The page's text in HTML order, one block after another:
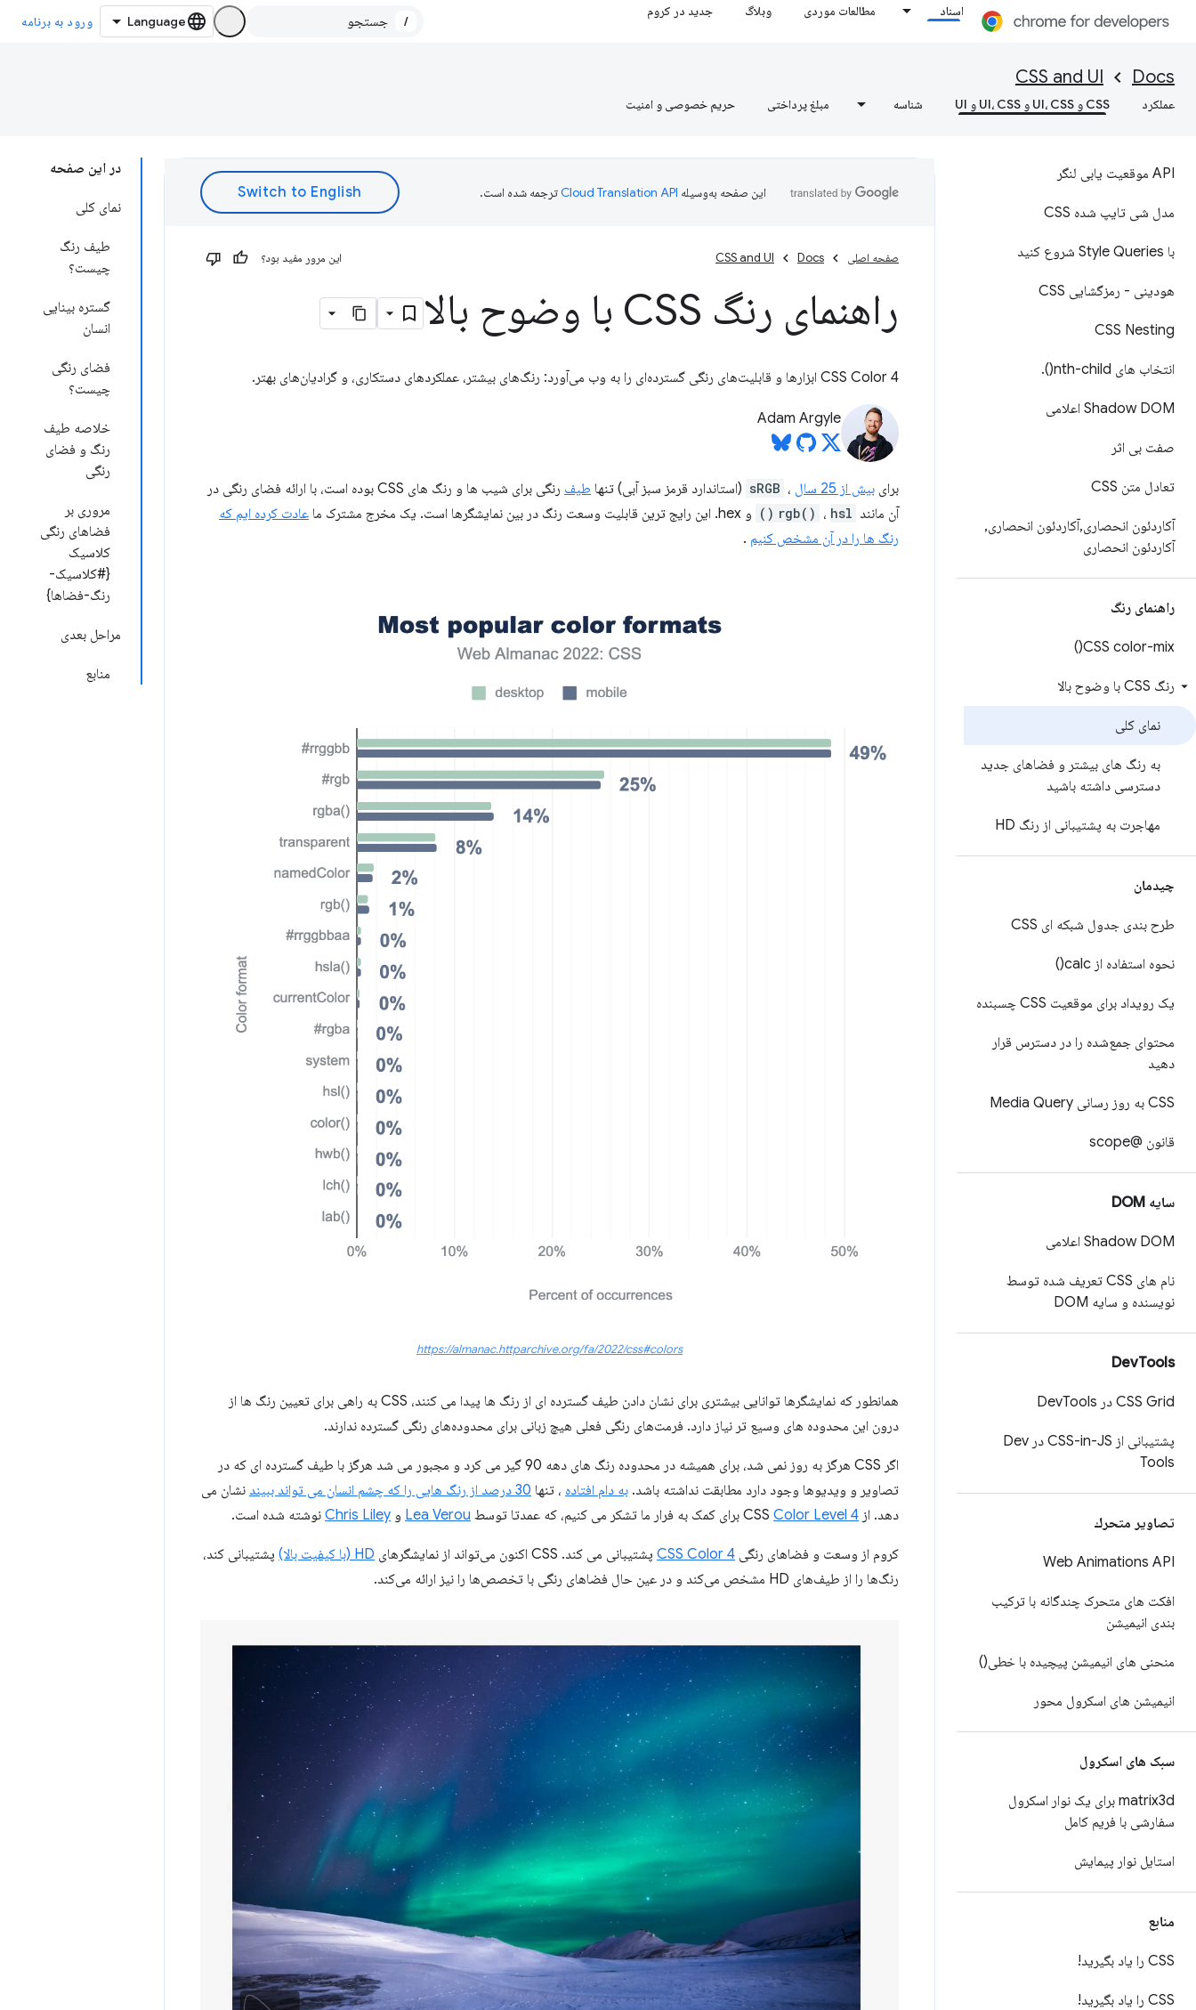
اسناد مطالعات موردی وبلاگ جدید در کروم
/ ورود به برنامه
Docs
CSS and UI
عملکرد CSS و UI، CSS و UI، CSS و UI شناسه مبلغ پرداختی حریم خصوصی و امنیت
API موقعیت یابی لنگر
مدل شی تایپ شده CSS
با Style Queries شروع کنید
هودینی - رمزگشایی CSS
CSS Nesting
انتخاب های nth-child(
)
.
Shadow DOM اعلامی
صفت بی اثر
تعادل متن CSS
آکاردئون انحصاری,آکاردئون انحصاری,
آکاردئون انحصاری
راهنمای رنگ
CSS color-mix(
)
رنگ CSS با وضوح بالا
نمای کلی
به رنگ های بیشتر و فضاهای جدید
دسترسی داشته باشید
مهاجرت به پشتیبانی از رنگ HD
چیدمان
طرح بندی جدول شبکه ای CSS
نحوه استفاده از calc(
)
یک رویداد برای موقعیت CSS چسبنده
محتوای جمع‌شده را در دسترس قرار
دهید
CSS به روز رسانی Media Query
قانون @scope
سایه DOM
Shadow DOM اعلامی
نام های CSS تعریف شده توسط
نویسنده و سایه DOM
DevTools
CSS Grid در Dev Tools
پشتیبانی از CSS-in-JS در Dev
Tools
تصاوير متحرك
Web Animations API
افکت های متحرک چندگانه با ترکیب
بندی انیمیشن
منحنی های انیمیشن پیچیده با خطی()
انیمیشن های اسکرول محور
سبک های اسکرول
matrix3d ​​برای یک نوار اسکرول
سفارشی با فریم کامل
استایل نوار پیمایش
منابع
CSS را یاد بگیرید!
CSS را یاد بگیرید!
در این صفحه
نمای کلی
طیف رنگ
چیست؟
گستره بینایی
انسان
فضای رنگی
چیست؟
خلاصه طیف
رنگ و فضای
رنگی
مروری بر
فضاهای رنگی
کلاسیک
{#کلاسیک-
رنگ-فضاها}
مراحل بعدی
منابع
این صفحه به‌وسیله ترجمه شده است.
صفحه اصلی Docs
CSS and UI این مرور مفید بود؟
راهنمای رنگ CSS با وضوح بالا
CSS Color 4 ابزارها و قابلیت‌های رنگی گسترده‌ای را به وب می‌آورد: رنگ‌های بیشتر، عملکردهای دستکاری، و گرادیان‌های بهتر.
Adam Argyle
برای بیش از 25 سال ، sRGB (استاندارد قرمز سبز آبی) تنها طیف
رنگی برای شیب ها و رنگ های CSS بوده است، با ارائه فضای رنگی در
آن مانند
rgb() ، hsl() و hex. این رایج ترین قابلیت وسعت رنگ در بین نمایشگرها است. یک مخرج مشترک ما
عادت کرده ایم که
رنگ ها را در آن مشخص کنیم .
https://almanac.httparchive.org/fa/2022/css#colors
همانطور که نمایشگرها توانایی بیشتری برای نشان دادن طیف گسترده ای از رنگ ها پیدا می کنند، CSS به راهی برای تعیین رنگ ها از
درون این محدوده های وسیع تر نیاز دارد. فرمت‌های رنگی فعلی هیچ زبانی برای محدوده‌های رنگی گسترده ندارند.
اگر CSS هرگز به روز نمی شد، برای همیشه در محدوده رنگ های دهه 90 گیر می کرد و مجبور می شد هرگز با طیف گسترده ای که در
تصاویر و ویدیوها وجود دارد مطابقت نداشته باشد. به دام افتاده ، تنها 30 درصد از رنگ هایی را که چشم انسان می تواند ببیند
نشان می
دهد. از CSS Color Level 4 برای کمک به فرار ما تشکر می کنیم، که عمدتا توسط Lea Verou و Chris Liley نوشته شده است.
کروم از وسعت و فضاهای رنگی CSS Color 4 پشتیبانی می کند. CSS اکنون می‌تواند از نمایشگرهای HD (با کیفیت بالا)
پشتیبانی کند،
رنگ‌ها را از طیف‌های HD مشخص می‌کند و در عین حال فضاهای رنگی با تخصص‌ها را نیز ارائه می‌کند.